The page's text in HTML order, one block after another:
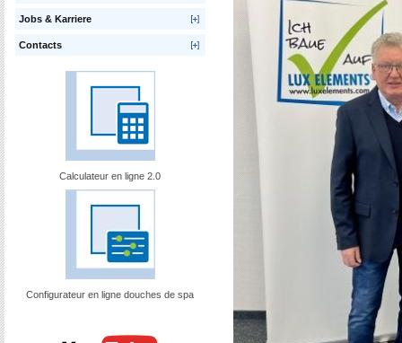
Jobs & Karriere
Contacts
Calculateur en ligne 2.0
Configurateur en ligne douches de spa